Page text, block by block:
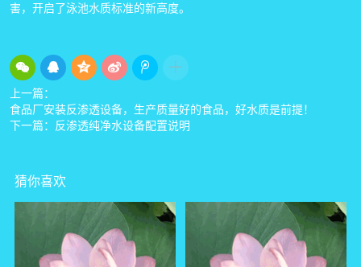
害，开启了泳池水质标准的新高度。
上一篇：
食品厂安装反渗透设备，生产质量好的食品，好水质是前提！
下一篇： 反渗透纯净水设备配置说明
猜你喜欢